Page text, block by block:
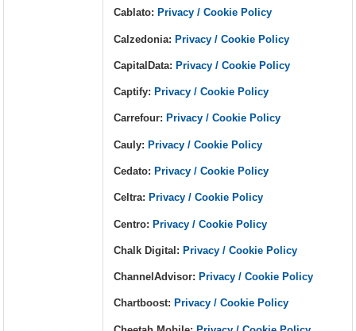
Cablato: Privacy / Cookie Policy
Calzedonia: Privacy / Cookie Policy
CapitalData: Privacy / Cookie Policy
Captify: Privacy / Cookie Policy
Carrefour: Privacy / Cookie Policy
Cauly: Privacy / Cookie Policy
Cedato: Privacy / Cookie Policy
Celtra: Privacy / Cookie Policy
Centro: Privacy / Cookie Policy
Chalk Digital: Privacy / Cookie Policy
ChannelAdvisor: Privacy / Cookie Policy
Chartboost: Privacy / Cookie Policy